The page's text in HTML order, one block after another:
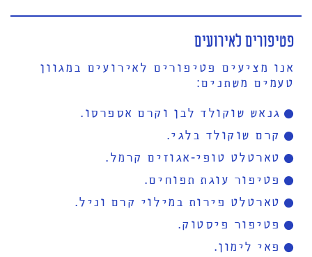
פטיפורים לאירועים
אנו מציעים פטיפורים לאירועים במגוון
טעמים משתנים:
גנאש שוקולד לבן וקרם אספרסו.
קרם שוקולד בלגי.
טארטלט טופי-אגוזים קרמל.
פטיפור עוגת תפוחים.
טארטלט פירות במילוי קרם וניל.
פטיפור פיסטוק.
פאי לימון.